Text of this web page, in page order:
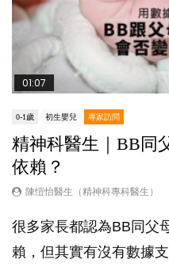
01:07
0-1歲 初生嬰兒 專家訪問
精神科醫生｜BB同
依賴？
陳愷怡醫生（精神科專科醫生）
很多家長都認為BB同父
賴，但其實有沒有數據